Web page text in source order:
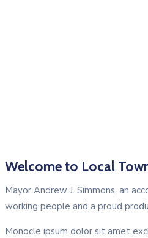
Welcome to Local
Mayor Andrew J. Simmons, an
working people and a proud
Monocle ipsum dolor sit amet